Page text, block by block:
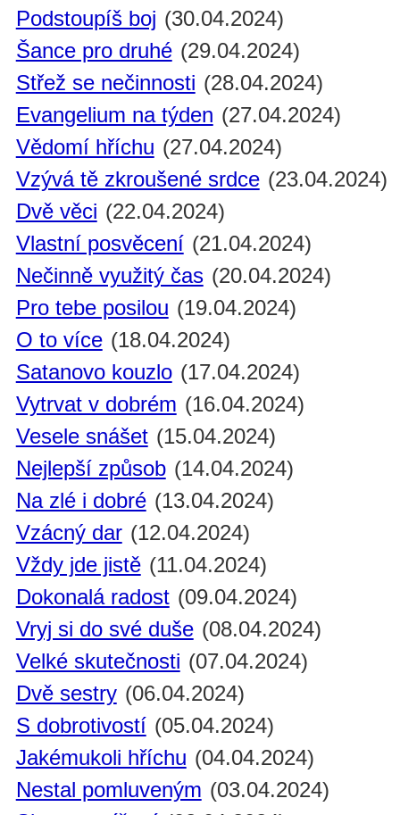
Podstoupíš boj (30.04.2024)
Šance pro druhé (29.04.2024)
Střež se nečinnosti (28.04.2024)
Evangelium na týden (27.04.2024)
Vědomí hříchu (27.04.2024)
Vzývá tě zkroušené srdce (23.04.2024)
Dvě věci (22.04.2024)
Vlastní posvěcení (21.04.2024)
Nečinně využitý čas (20.04.2024)
Pro tebe posilou (19.04.2024)
O to více (18.04.2024)
Satanovo kouzlo (17.04.2024)
Vytrvat v dobrém (16.04.2024)
Vesele snášet (15.04.2024)
Nejlepší způsob (14.04.2024)
Na zlé i dobré (13.04.2024)
Vzácný dar (12.04.2024)
Vždy jde jistě (11.04.2024)
Dokonalá radost (09.04.2024)
Vryj si do své duše (08.04.2024)
Velké skutečnosti (07.04.2024)
Dvě sestry (06.04.2024)
S dobrotivostí (05.04.2024)
Jakémukoli hříchu (04.04.2024)
Nestal pomluveným (03.04.2024)